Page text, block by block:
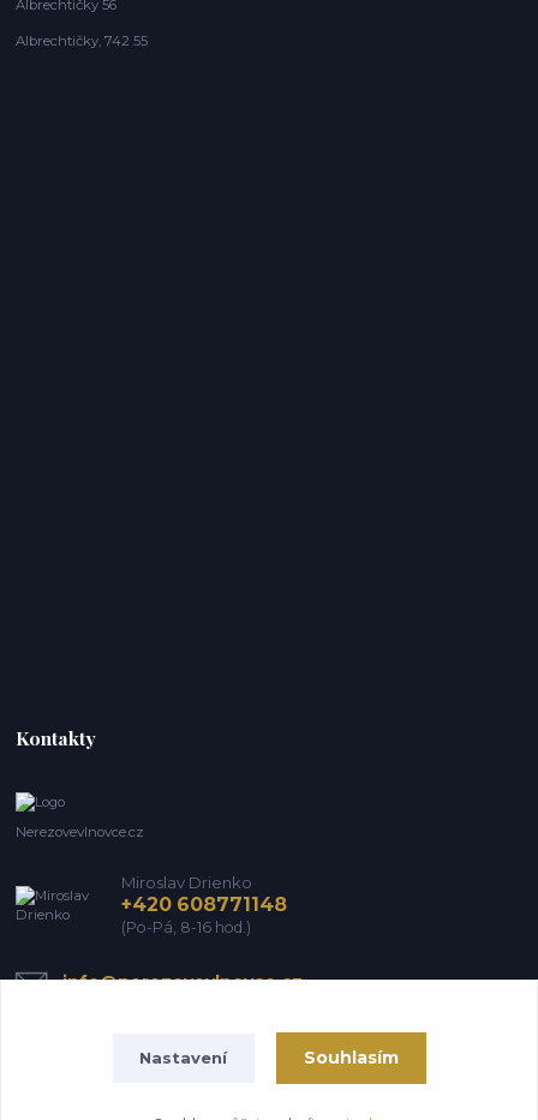
Albrechtičky 56
Albrechtičky, 742 55
Kontakty
Nerezovevlnovce.cz
Miroslav Drienko
+420 608771148
(Po-Pá, 8-16 hod.)
info@nerezovevlnovce.cz
Nastavení Souhlasím